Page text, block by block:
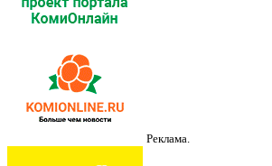
Реклама.